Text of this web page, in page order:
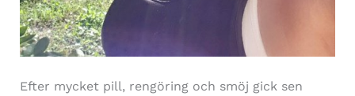
Efter mycket pill, rengöring och smöj gick sen